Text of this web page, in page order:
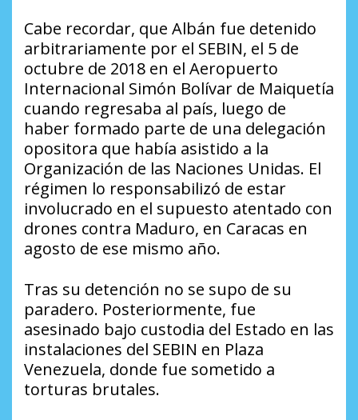
Cabe recordar, que Albán fue detenido
arbitrariamente por el SEBIN, el 5 de
octubre de 2018 en el Aeropuerto
Internacional Simón Bolívar de Maiquetía
cuando regresaba al país, luego de
haber formado parte de una delegación
opositora que había asistido a la
Organización de las Naciones Unidas. El
régimen lo responsabilizó de estar
involucrado en el supuesto atentado con
drones contra Maduro, en Caracas en
agosto de ese mismo año.
Tras su detención no se supo de su
paradero. Posteriormente, fue
asesinado bajo custodia del Estado en las
instalaciones del SEBIN en Plaza
Venezuela, donde fue sometido a
torturas brutales.